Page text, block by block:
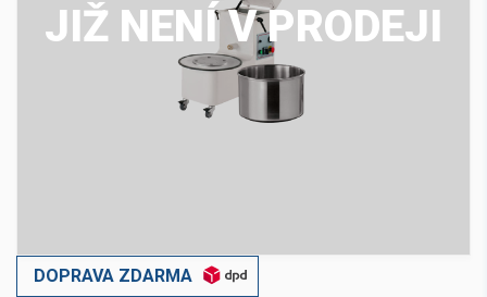
JIŽ NENÍ V PRODEJI
DOPRAVA ZDARMA